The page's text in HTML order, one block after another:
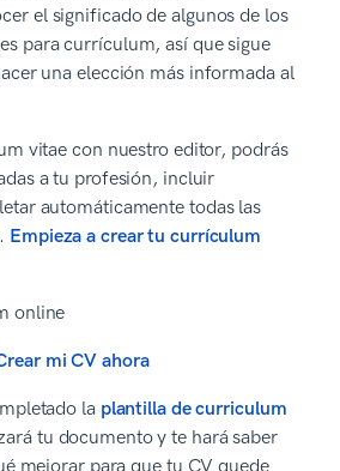
el significado de algunos de los
para currículum, así que sigue
una elección más informada al
vitae con nuestro editor, podrás
a tu profesión, incluir
automáticamente todas las
Empieza a crear tu currículum
mi CV ahora
la plantilla de curriculum
tu documento y te hará saber
mejorar para que tu CV quede